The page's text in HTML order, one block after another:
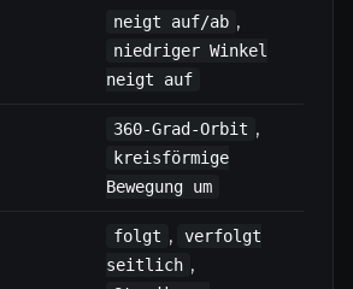
neigt auf/ab ,
niedriger Winkel
neigt auf
360-Grad-Orbit ,
kreisförmige
Bewegung um
folgt ,
verfolgt
seitlich ,